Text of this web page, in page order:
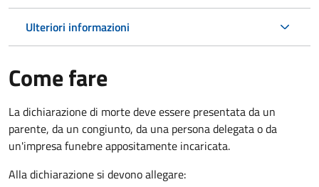
Ulteriori informazioni
Come fare
La dichiarazione di morte deve essere presentata da un
parente, da un congiunto, da una persona delegata o da
un'impresa funebre appositamente incaricata.
Alla dichiarazione si devono allegare: